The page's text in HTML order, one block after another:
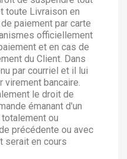
toute Livraison en
paiement par carte
officiellement
et en cas de
du Client. Dans
par courriel et il lui
virement bancaire.
le droit de
émanant d'un
ou
précédente ou avec
serait en cours